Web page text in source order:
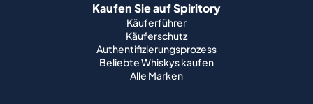
Kaufen Sie auf Spiritory
Käuferführer
Käuferschutz
Authentifizierungsprozess
Beliebte Whiskys kaufen
Alle Marken